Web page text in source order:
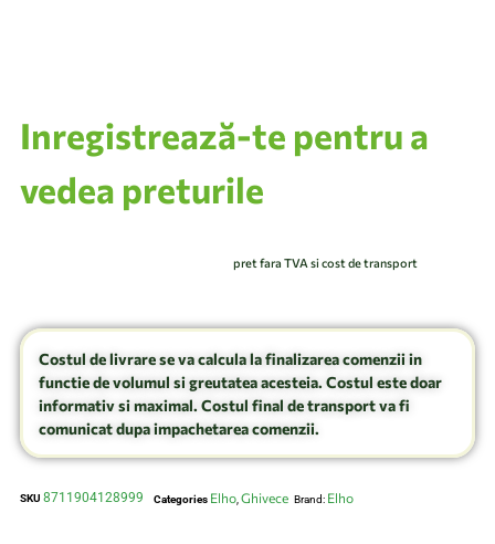
Inregistrează-te pentru a
vedea preturile
pret fara TVA si cost de transport
Costul de livrare se va calcula la finalizarea comenzii in
functie de volumul si greutatea acesteia. Costul este doar
informativ si maximal. Costul final de transport va fi
comunicat dupa impachetarea comenzii.
SKU 8711904128999 Categories Elho Ghivece Brand: Elho